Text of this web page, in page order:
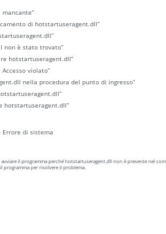
di hotstartuseragent.dll”
non è stato trovato”
hotstartuseragent.dll”
violato”
nella procedura del punto di ingresso”
hotstartuseragent.dll”
di sistema
il programma perché hotstartuseragent.dll non è presente nel
programma per risolvere il problema.